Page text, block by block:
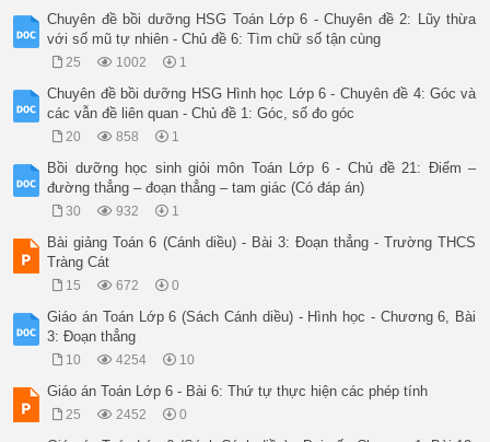
Chuyên đề bồi dưỡng HSG Toán Lớp 6 - Chuyên đề 2: Lũy thừa
với số mũ tự nhiên - Chủ đề 6: Tìm chữ số tận cùng
25 1002 1
Chuyên đề bồi dưỡng HSG Hình học Lớp 6 - Chuyên đề 4: Góc và
các vẫn đề liên quan - Chủ đề 1: Góc, số đo góc
20 858 1
Bồi dưỡng học sinh giỏi môn Toán Lớp 6 - Chủ đề 21: Điểm –
đường thẳng – đoạn thẳng – tam giác (Có đáp án)
30 932 1
Bài giảng Toán 6 (Cánh diều) - Bài 3: Đoạn thẳng - Trường THCS
Tràng Cát
15 672 0
Giáo án Toán Lớp 6 (Sách Cánh diều) - Hình học - Chương 6, Bài
3: Đoạn thẳng
10 4254 10
Giáo án Toán Lớp 6 - Bài 6: Thứ tự thực hiện các phép tính
25 2452 0